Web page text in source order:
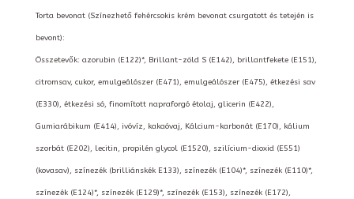
Torta bevonat (Színezhető fehércsokis krém bevonat csurgatott és tetején is
bevont):
Összetevők: azorubin (E122)*, Brillant-zöld S (E142), brillantfekete (E151),
citromsav, cukor, emulgeálószer (E471), emulgeálószer (E475), étkezési sav
(E330), étkezési só, finomított napraforgó étolaj, glicerin (E422),
Gumiarábikum (E414), ivóvíz, kakaóvaj, Kálcium-karbonát (E170), kálium
szorbát (E202), lecitin, propilén glycol (E1520), szilícium-dioxid (E551)
(kovasav), színezék (brilliánskék E133), színezék (E104)*, színezék (E110)*,
színezék (E124)*, színezék (E129)*, színezék (E153), színezék (E172),